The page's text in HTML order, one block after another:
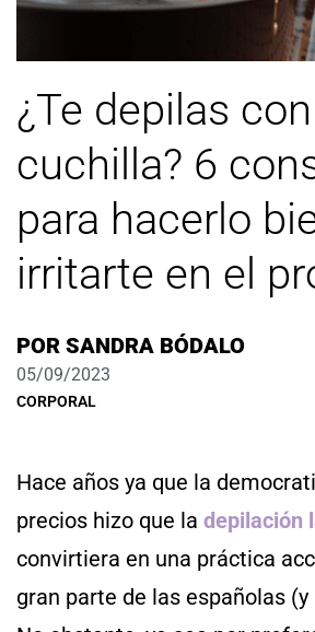
¿Te depilas con
cuchilla? 6
para hacerlo
irritarte en el
POR SANDRA BÓDALO
05/09/2023
CORPORAL
Hace años ya que la
precios hizo que la depilación
convirtiera en una práctica
gran parte de las españolas